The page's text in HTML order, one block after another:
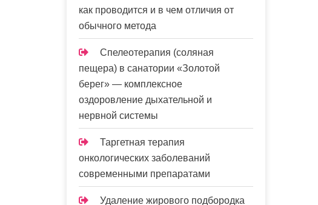
как проводится и в чем отличия от
обычного метода
Спелеотерапия (соляная
пещера) в санатории «Золотой
берег» — комплексное
оздоровление дыхательной и
нервной системы
Таргетная терапия
онкологических заболеваний
современными препаратами
Удаление жирового подбородка